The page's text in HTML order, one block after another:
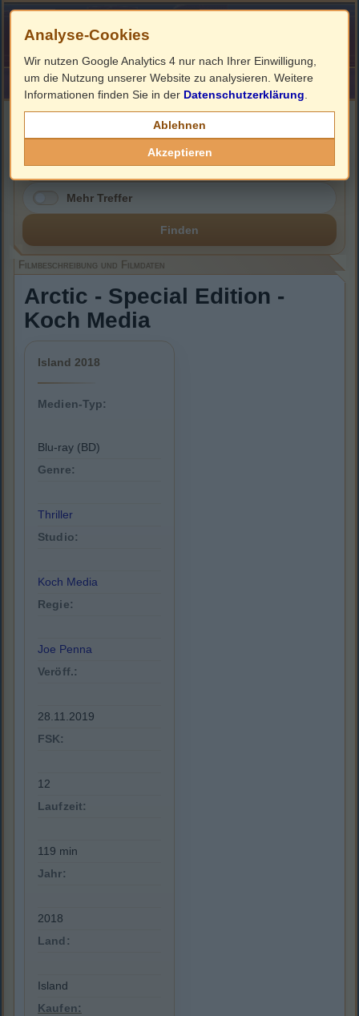
HOME ImpressumLinks
Filmbeschreibung, Cover & Blu-ray Infos
Mehr Treffer
Finden
Filmbeschreibung und Filmdaten
Arctic - Special Edition -
Koch Media
Island 2018
Medien-Typ:
Blu-ray (BD)
Genre:
Thriller
Studio:
Koch Media
Regie:
Joe Penna
Veröff.:
28.11.2019
FSK:
12
Laufzeit:
119 min
Jahr:
2018
Land:
Island
Kaufen:
Analyse-Cookies
Wir nutzen Google Analytics 4 nur nach Ihrer Einwilligung,
um die Nutzung unserer Website zu analysieren. Weitere
Informationen finden Sie in der Datenschutzerklärung
Ablehnen
Akzeptieren